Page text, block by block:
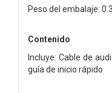
Peso del embalaje:
Contenido
Incluye: Cable de
guía de inicio rápido